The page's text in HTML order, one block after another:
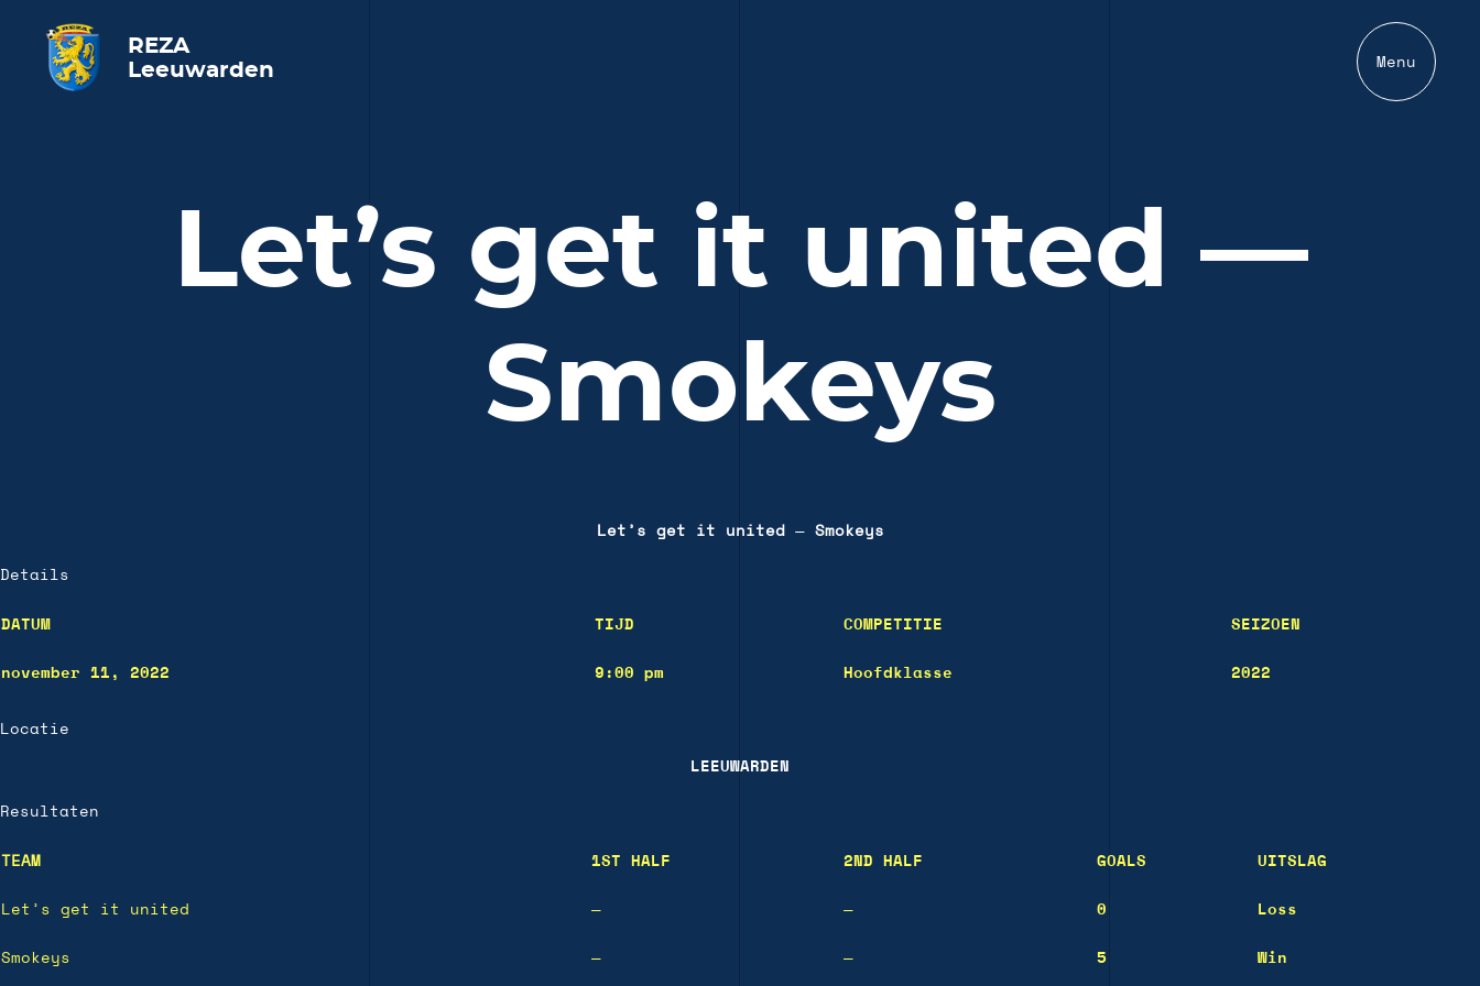
REZA
Leeuwarden
Menu
Let’s get it united —
Smokeys
Let’s get it united — Smokeys
Details
DATUM TIJD COMPETITIE SEIZOEN
november 11, 2022 9:00 pm Hoofdklasse 2022
Locatie
LEEUWARDEN
Resultaten
TEAM 1ST HALF 2ND HALF GOALS UITSLAG
Let’s get it united — — 0 Loss
Smokeys — — 5 Win